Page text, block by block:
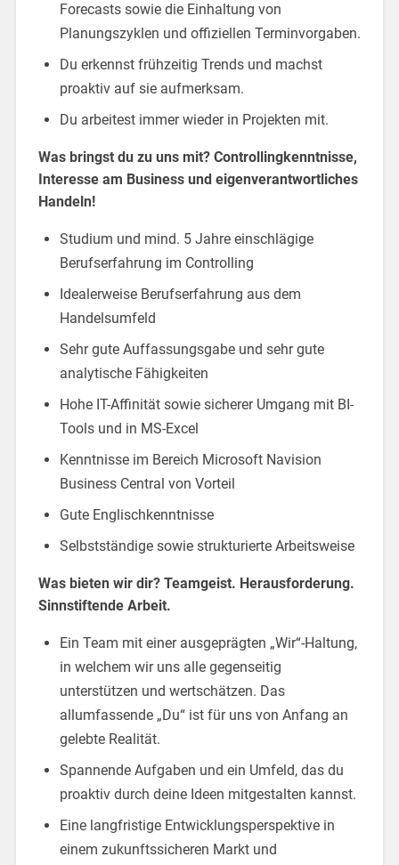
Forecasts sowie die Einhaltung von
Planungszyklen und offiziellen Terminvorgaben.
Du erkennst frühzeitig Trends und machst
proaktiv auf sie aufmerksam.
Du arbeitest immer wieder in Projekten mit.
Was bringst du zu uns mit? Controllingkenntnisse,
Interesse am Business und eigenverantwortliches
Handeln!
Studium und mind. 5 Jahre einschlägige
Berufserfahrung im Controlling
Idealerweise Berufserfahrung aus dem
Handelsumfeld
Sehr gute Auffassungsgabe und sehr gute
analytische Fähigkeiten
Hohe IT-Affinität sowie sicherer Umgang mit BI-
Tools und in MS-Excel
Kenntnisse im Bereich Microsoft Navision
Business Central von Vorteil
Gute Englischkenntnisse
Selbstständige sowie strukturierte Arbeitsweise
Was bieten wir dir? Teamgeist. Herausforderung.
Sinnstiftende Arbeit.
Ein Team mit einer ausgeprägten „Wir“-Haltung,
in welchem wir uns alle gegenseitig
unterstützen und wertschätzen. Das
allumfassende „Du“ ist für uns von Anfang an
gelebte Realität.
Spannende Aufgaben und ein Umfeld, das du
proaktiv durch deine Ideen mitgestalten kannst.
Eine langfristige Entwicklungsperspektive in
einem zukunftssicheren Markt und